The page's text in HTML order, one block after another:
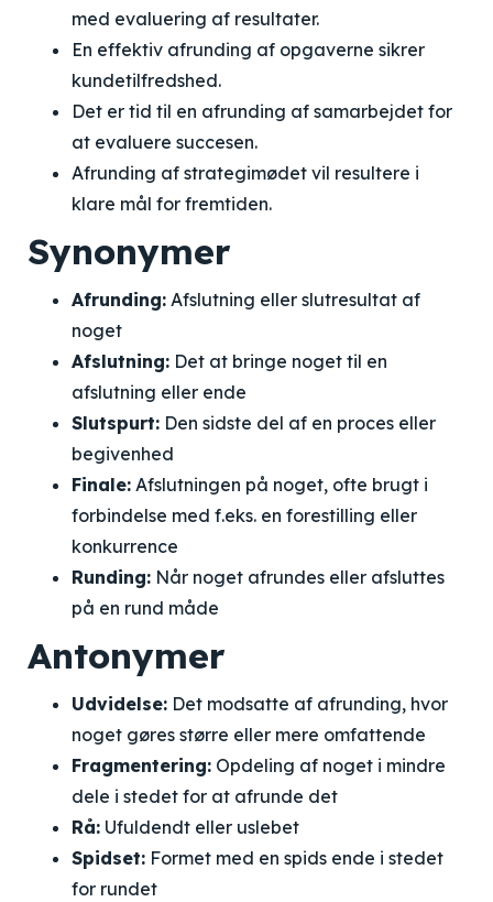
med evaluering af resultater.
En effektiv afrunding af opgaverne sikrer
kundetilfredshed.
Det er tid til en afrunding af samarbejdet for
at evaluere succesen.
Afrunding af strategimødet vil resultere i
klare mål for fremtiden.
Synonymer
Afrunding: Afslutning eller slutresultat af
noget
Afslutning: Det at bringe noget til en
afslutning eller ende
Slutspurt: Den sidste del af en proces eller
begivenhed
Finale: Afslutningen på noget, ofte brugt i
forbindelse med f.eks. en forestilling eller
konkurrence
Runding: Når noget afrundes eller afsluttes
på en rund måde
Antonymer
Udvidelse: Det modsatte af afrunding, hvor
noget gøres større eller mere omfattende
Fragmentering: Opdeling af noget i mindre
dele i stedet for at afrunde det
Rå: Ufuldendt eller uslebet
Spidset: Formet med en spids ende i stedet
for rundet